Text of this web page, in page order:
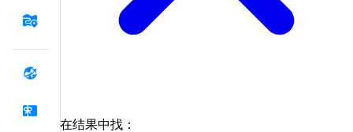
在结果中找：